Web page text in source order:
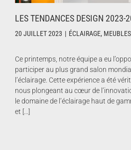
LES TENDANCES DESIGN 2023-
20 JUILLET 2023 | ÉCLAIRAGE, MEUBLES
Ce printemps, notre équipe a eu
participer au plus grand salon
l’éclairage. Cette expérience a été
nous plongeant au cœur de
le domaine de l’éclairage haut de
et [...]